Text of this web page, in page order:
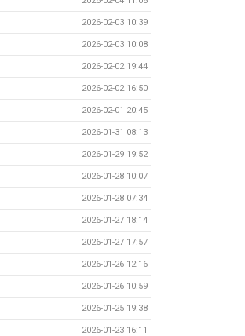
2026-02-03 10:39
2026-02-03 10:08
2026-02-02 19:44
2026-02-02 16:50
2026-02-01 20:45
2026-01-31 08:13
2026-01-29 19:52
2026-01-28 10:07
2026-01-28 07:34
2026-01-27 18:14
2026-01-27 17:57
2026-01-26 12:16
2026-01-26 10:59
2026-01-25 19:38
2026-01-23 16:11